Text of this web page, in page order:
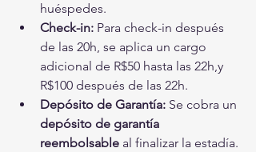
huéspedes.
Check-in: Para check-in después
de las 20h, se aplica un cargo
adicional de R$50 hasta las 22h,y
R$100 después de las 22h.
Depósito de Garantía: Se cobra un
depósito de garantía
reembolsable al finalizar la estadía.